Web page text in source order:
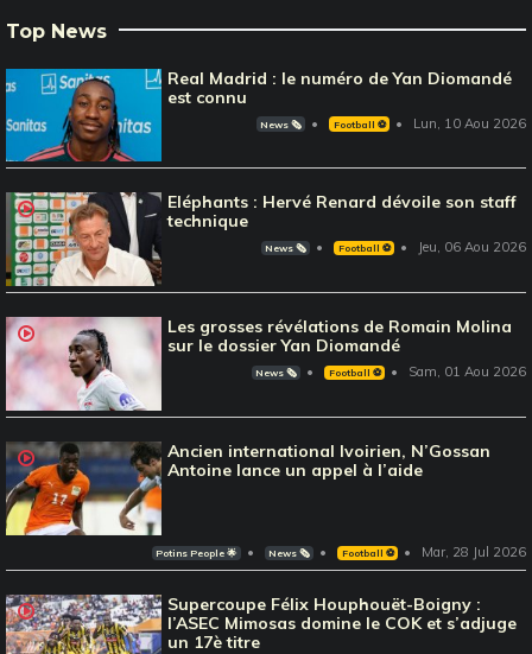
Top News
Real Madrid : le numéro de Yan Diomandé
est connu
News 🗞️ Football ⚽️ Lun, 10 Aou 2026
Eléphants : Hervé Renard dévoile son staff
technique
News 🗞️ Football ⚽️ Jeu, 06 Aou 2026
Les grosses révélations de Romain Molina
sur le dossier Yan Diomandé
News 🗞️ Football ⚽️ Sam, 01 Aou 2026
Ancien international Ivoirien, N’Gossan
Antoine lance un appel à l’aide
Potins People 🌟 News 🗞️ Football ⚽️ Mar, 28 Jul 2026
Supercoupe Félix Houphouët-Boigny :
l’ASEC Mimosas domine le COK et s’adjuge
un 17è titre